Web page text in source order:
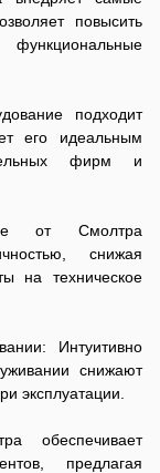
повысить
подходит
его идеальным
фирм и
от Смолтра
снижая
на техническое
Интуитивно
снижают
эксплуатации.
обеспечивает
предлагая